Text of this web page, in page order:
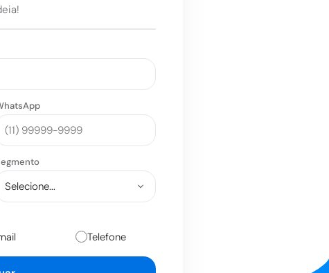
Telefone